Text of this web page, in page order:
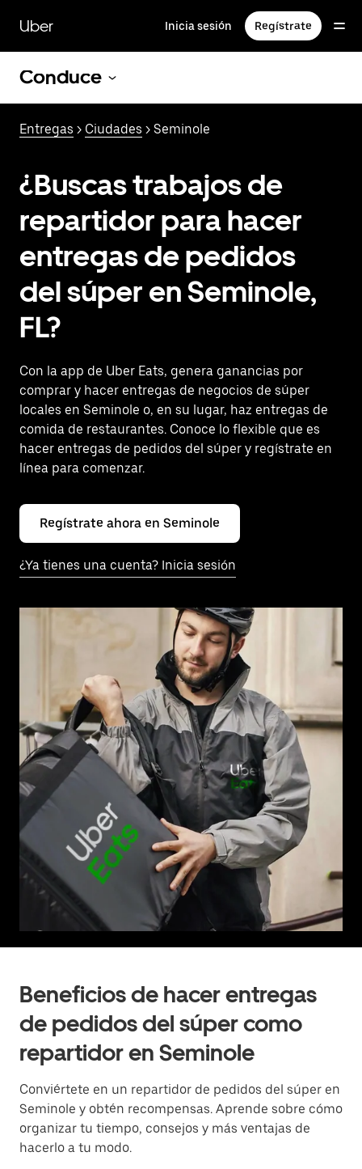
contenido
principal
Uber Inicia sesión Regístrate
Conduce
Entregas > Ciudades > Seminole
¿Buscas trabajos de
repartidor para hacer
entregas de pedidos
del súper en Seminole,
FL?
Con la app de Uber Eats, genera ganancias por
comprar y hacer entregas de negocios de súper
locales en Seminole o, en su lugar, haz entregas de
comida de restaurantes. Conoce lo flexible que es
hacer entregas de pedidos del súper y regístrate en
línea para comenzar.
Regístrate ahora en Seminole
¿Ya tienes una cuenta? Inicia sesión
Beneficios de hacer entregas
de pedidos del súper como
repartidor en Seminole
Conviértete en un repartidor de pedidos del súper en
Seminole y obtén recompensas. Aprende sobre cómo
organizar tu tiempo, consejos y más ventajas de
hacerlo a tu modo.